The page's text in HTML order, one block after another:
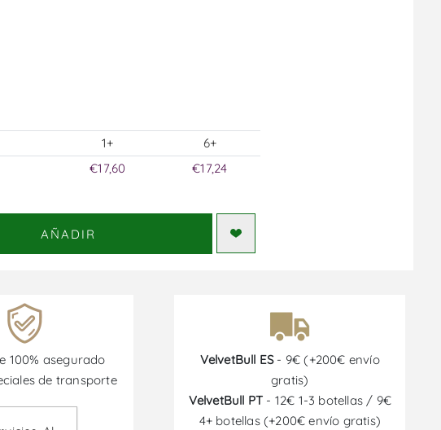
1+
6+
€17,60 €17,24
AÑADIR
100% asegurado
de transporte
VelvetBull ES- 9€ (+200€ envío
gratis)
VelvetBull PT - 12€ 1-3 botellas / 9€
4+ botellas (+200€ envío gratis)